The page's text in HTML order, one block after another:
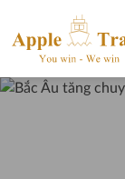
content